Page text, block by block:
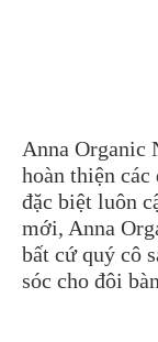
Anna Organic
hoàn thiện các
đặc biệt luôn
mới, Anna
bất cứ quý cô
sóc cho đôi